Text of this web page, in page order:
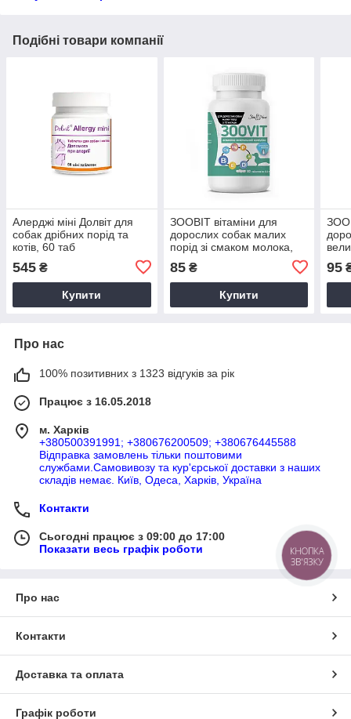
Подібні товари компанії
Алерджі міні Долвіт для
собак дрібних порід та
котів, 60 таб
545 ₴
Купити
ЗООВІТ вітаміни для
дорослих собак малих
порід зі смаком молока,
85₴
Купити
95
Про нас
100% позитивних з 1323 відгуків за рік
Працює з 16.05.2018
м. Харків
+380500391991; +380676200509; +380676445588
Відправка замовлень тільки поштовими
службами.Самовивозу та кур'єрської доставки з наших
складів немає. Київ, Одеса, Харків, Україна
Контакти
Сьогодні працює з 09:00 до 17:00
Показати весь графік роботи
Про нас
Контакти
Доставка та оплата
Графік роботи
КНОПКА
ЗВ'ЯЗКУ